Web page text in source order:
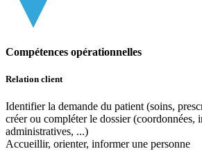
Compétences opérationnelles
Relation client
Identifier la demande du patient (soins,
créer ou compléter le dossier (coordonnées,
administratives, ...)
Accueillir, orienter, informer une personne